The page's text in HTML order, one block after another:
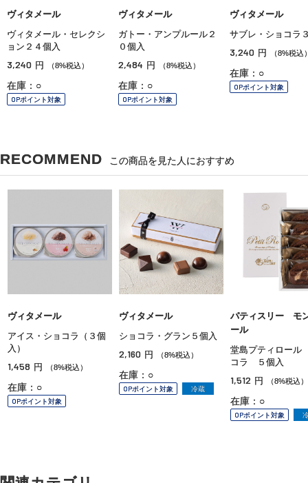
ヴィタメール
ヴィタメール・セレクシ
ョン２４個入
3,240 円 （8%税込）
在庫：○
OPポイント対象
ヴィタメール
ガトー・アンプルール２
０個入
2,484 円 （8%税込）
在庫：○
OPポイント対象
ヴィタメール
サブレ・ショコラ
3,240 円 （8%税込
在庫：○
OPポイント対象
RECOMMEND この商品を見た人におすすめ
ヴィタメール
アイス・ショコラ（３個
入）
1,458 円 （8%税込）
在庫：○
OPポイント対象
ヴィタメール
ショコラ・グラン５個入
2,160 円 （8%税込）
在庫：○
OPポイント対象 冷蔵
パティスリー モ
ール
堂島プティロー
コラ ５個入
1,512 円 （8%税込）
在庫：○
OPポイント対象